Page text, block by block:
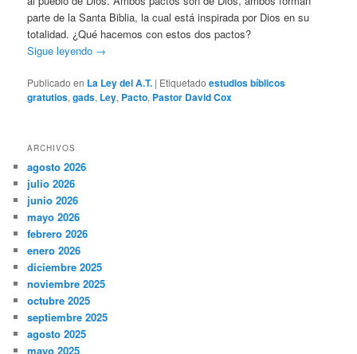
parte de la Santa Biblia, la cual está inspirada por Dios en su
totalidad. ¿Qué hacemos con estos dos pactos?
Sigue leyendo →
Publicado en La Ley del A.T. | Etiquetado estudios bíblicos
gratutios,gads, Ley, Pacto, Pastor David Cox
ARCHIVOS
agosto 2026
julio 2026
junio 2026
mayo 2026
febrero 2026
enero 2026
diciembre 2025
noviembre 2025
octubre 2025
septiembre 2025
agosto 2025
mayo 2025